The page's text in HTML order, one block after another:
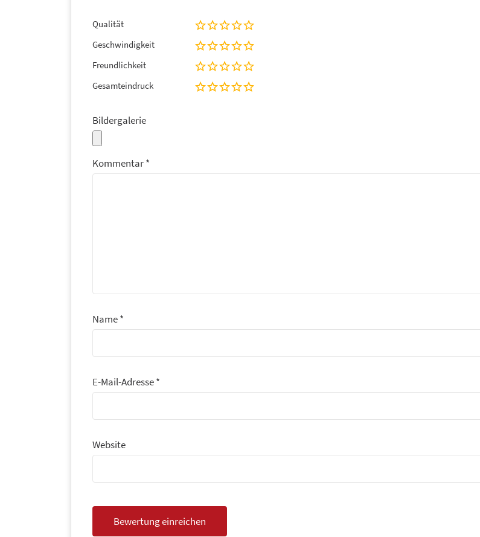
Qualität
Geschwindigkeit
Freundlichkeit
Gesamteindruck
Bildergalerie
Kommentar*
Name*
E-Mail-Adresse*
Website